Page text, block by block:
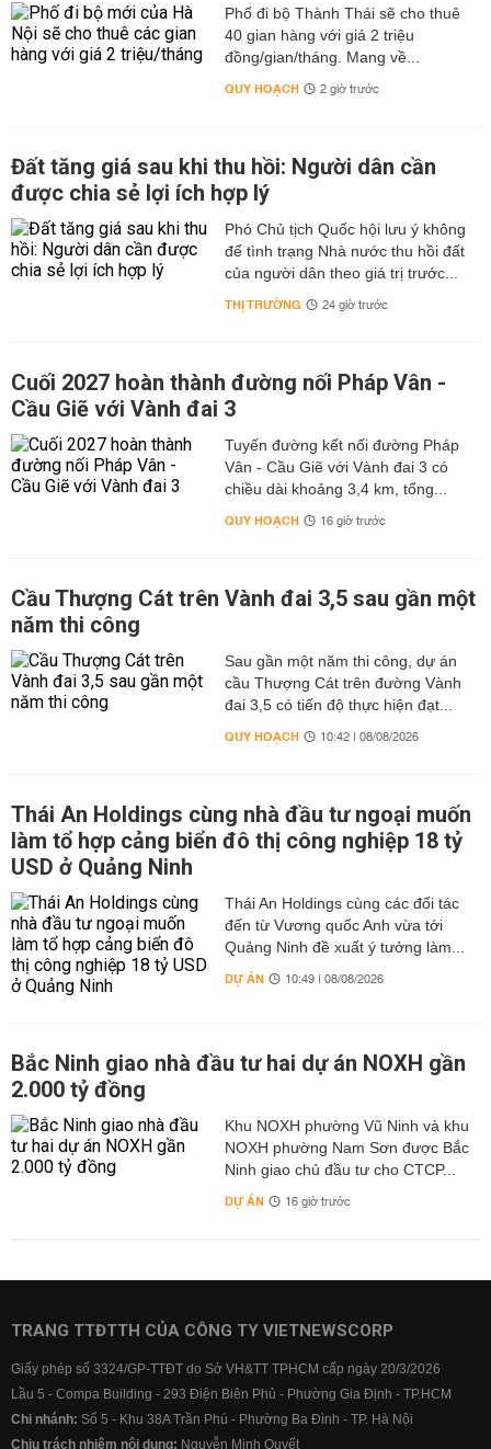
Phố đi bộ Thành Thái sẽ cho thuê
40 gian hàng với giá 2 triệu
đồng/gian/tháng. Mang về...
QUY HOẠCH 2 giờ trước
Đất tăng giá sau khi thu hồi: Người dân cần
được chia sẻ lợi ích hợp lý
Phó Chủ tịch Quốc hội lưu ý không
để tình trạng Nhà nước thu hồi đất
của người dân theo giá trị trước...
THỊ TRƯỜNG 24 giờ trước
Cuối 2027 hoàn thành đường nối Pháp Vân -
Cầu Giẽ với Vành đai 3
Tuyến đường kết nối đường Pháp
Vân - Cầu Giẽ với Vành đai 3 có
chiều dài khoảng 3,4 km, tổng...
QUY HOẠCH 16 giờ trước
Cầu Thượng Cát trên Vành đai 3,5 sau gần một
năm thi công
Sau gần một năm thi công, dự án
cầu Thượng Cát trên đường Vành
đai 3,5 có tiến độ thực hiện đạt...
QUY HOẠCH 10:42 | 08/08/2026
Thái An Holdings cùng nhà đầu tư ngoại muốn
làm tổ hợp cảng biển đô thị công nghiệp 18 tỷ
USD ở Quảng Ninh
Thái An Holdings cùng các đối tác
đến từ Vương quốc Anh vừa tới
Quảng Ninh đề xuất ý tưởng làm...
DỰ ÁN 10:49 | 08/08/2026
Bắc Ninh giao nhà đầu tư hai dự án NOXH gần
2.000 tỷ đồng
Khu NOXH phường Vũ Ninh và khu
NOXH phường Nam Sơn được Bắc
Ninh giao chủ đầu tư cho CTCP...
DỰ ÁN 16 giờ trước
TRANG TTĐTTH CỦA CÔNG TY VIETNEWSCORP
Giấy phép số 3324/GP-TTĐT do Sở VH&TT TPHCM cấp ngày 20/3/2026
Lầu 5 - Compa Building - 293 Điện Biên Phủ - Phường Gia Định - TP.HCM
Chi nhánh: Số 5 - Khu 38A Trần Phú - Phường Ba Đình - TP. Hà Nội
Chịu trách nhiệm nội dung: Nguyễn Minh Quyết